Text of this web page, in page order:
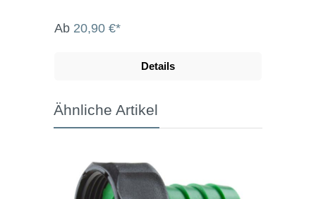
Ab 20,90 €*
Details
Ähnliche Artikel